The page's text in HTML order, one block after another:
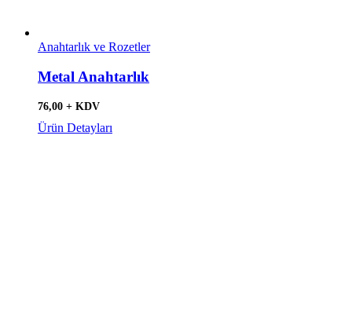
Anahtarlık ve Rozetler
Metal Anahtarlık
76,00 + KDV
Ürün Detayları